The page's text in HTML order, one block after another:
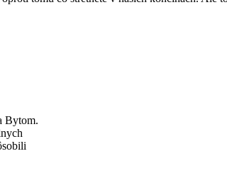
Bytom.